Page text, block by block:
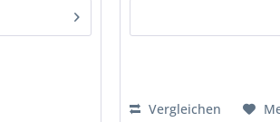
Vergleichen